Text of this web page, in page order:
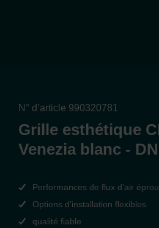
N° d’article 990320781
Grille esthétique
Venezia blanc -
Performances de flux d’air
Options d’installation flexibles
qualité fiable